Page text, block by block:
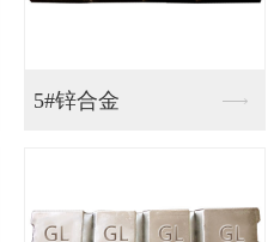
铝合金厂家